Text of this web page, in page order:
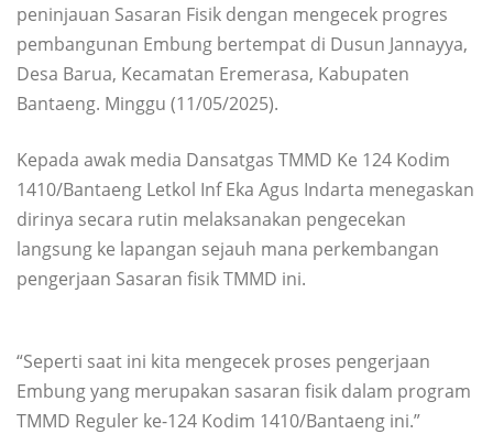
peninjauan Sasaran Fisik dengan mengecek progres
pembangunan Embung bertempat di Dusun Jannayya,
Desa Barua, Kecamatan Eremerasa, Kabupaten
Bantaeng. Minggu (11/05/2025).
Kepada awak media Dansatgas TMMD Ke 124 Kodim
1410/Bantaeng Letkol Inf Eka Agus Indarta menegaskan
dirinya secara rutin melaksanakan pengecekan
langsung ke lapangan sejauh mana perkembangan
pengerjaan Sasaran fisik TMMD ini.
“Seperti saat ini kita mengecek proses pengerjaan
Embung yang merupakan sasaran fisik dalam program
TMMD Reguler ke-124 Kodim 1410/Bantaeng ini.”